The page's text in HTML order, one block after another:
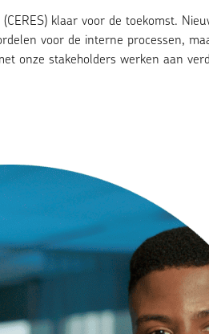
klaar voor de toekomst.
voor de interne processen,
onze stakeholders werken aan